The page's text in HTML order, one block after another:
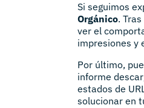
Si seguimos
Orgánico.
ver el
impresiones y
Por último,
informe
estados de
solucionar en